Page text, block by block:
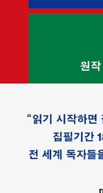
랑했던 고향 슈롭셔에